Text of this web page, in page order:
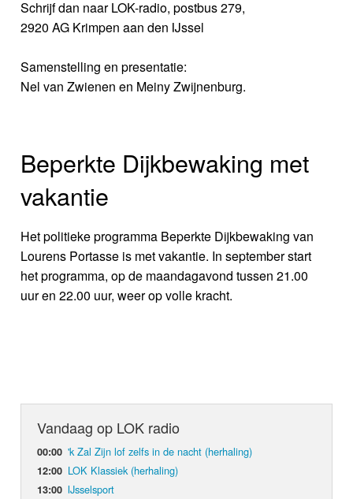
Schrijf dan naar LOK-radio, postbus 279,
2920 AG Krimpen aan den IJssel
Samenstelling en presentatie:
Nel van Zwienen en Meiny Zwijnenburg.
Beperkte Dijkbewaking met
vakantie
Het politieke programma Beperkte Dijkbewaking van
Lourens Portasse is met vakantie. In september start
het programma, op de maandagavond tussen 21.00
uur en 22.00 uur, weer op volle kracht.
Vandaag op LOK radio
00:00 'k Zal Zijn lof zelfs in de nacht (herhaling)
12:00 LOK Klassiek (herhaling)
13:00 IJsselsport